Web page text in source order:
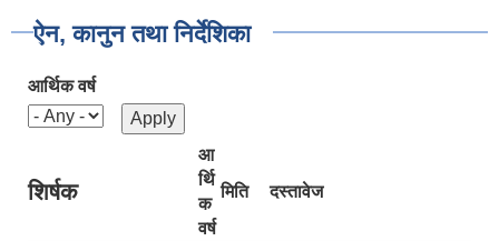
ऐन, कानुन तथा निर्देशिका
आर्थिक वर्ष
शिर्षक
आ
र्थि
क
वर्ष
मिति दस्तावेज